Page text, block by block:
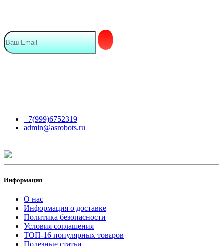
+7(999)6752319
admin@asrobots.ru
Информация
О нас
Информация о доставке
Политика безопасности
Условия соглашения
ТОП-16 популярных товаров
Полезные статьи